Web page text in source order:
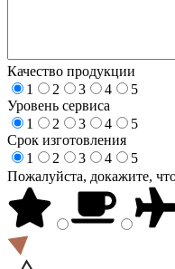
Качество продукции
1
2 3 4
5
Уровень сервиса
1
2 3 4
5
Срок изготовления
1
2 3 4
5
Пожалуйста, докажите,